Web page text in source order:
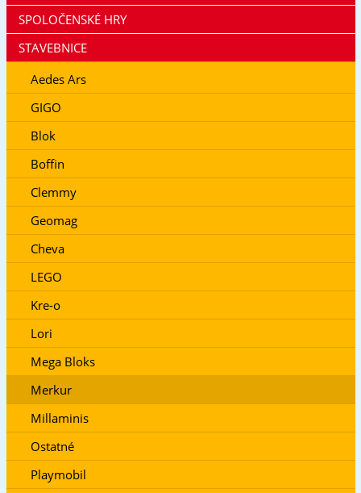
SPOLOČENSKÉ HRY
STAVEBNICE
Aedes Ars
GIGO
Blok
Boffin
Clemmy
Geomag
Cheva
LEGO
Kre-o
Lori
Mega Bloks
Merkur
Millaminis
Ostatné
Playmobil